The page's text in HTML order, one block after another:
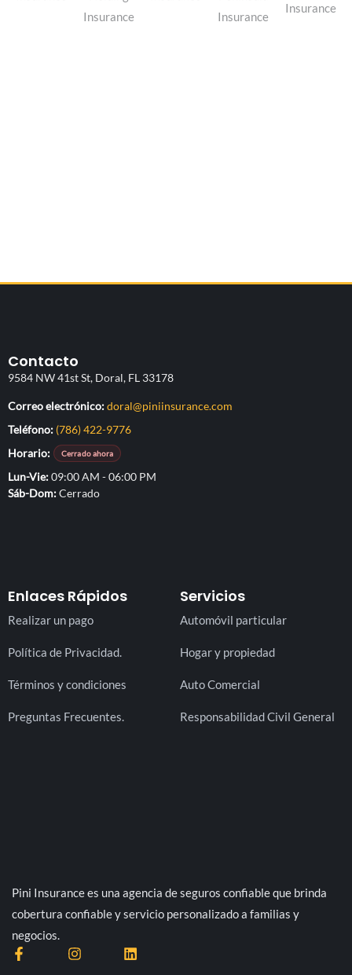
Pini Insurance es una agencia de seguros confiable que brinda
cobertura confiable y servicio personalizado a familias y
negocios.
F
a
I
L
Servicios
Automóvil particular
Hogar y propiedad
Auto Comercial
Responsabilidad Civil General
Enlaces Rápidos
Realizar un pago
Política de Privacidad.
Términos y condiciones
Preguntas Frecuentes.
Contacto
9584 NW 41st St, Doral, FL 33178
Correo electrónico:doral@piniinsurance.com
Teléfono: (786) 422-9776
Horario:
Cerrado ahora
Lun-Vie 09:00 AM - 06:00 PM
Sáb-Dom Cerrado